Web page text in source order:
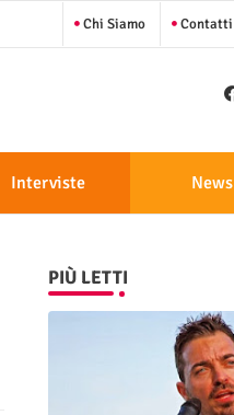
Chi Siamo Contatti
Interviste News
PIÙ LETTI